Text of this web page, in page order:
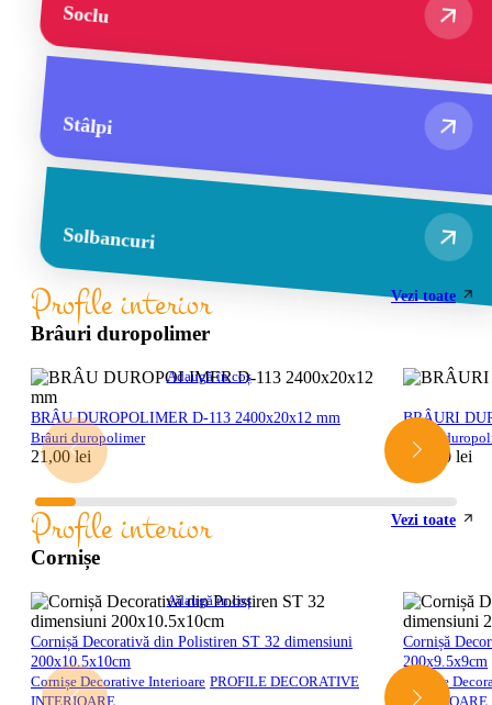
Soclu
Stâlpi
Solbancuri
Profile interior
Brâuri duropolimer
Vezi toate
Adaugă în coș
BRÂU DUROPOLIMER D-113 2400x20x12 mm
Brâuri duropolimer
21,00lei
BRÂURI
Brâuri
132,00lei
Profile interior
Cornișe
Vezi toate
Adaugă în coș
Cornișă Decorativă din Polistiren ST 32 dimensiuni
200x10.5x10cm
Cornișe Decorative Interioare PROFILE DECORATIVE
Cornișă
200x9.5x9cm
Cornișe